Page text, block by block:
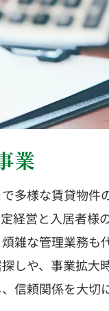
業
多様な賃貸物件
経営と入居者様
雑な管理業務も
しや、事業拡大
信頼関係を大切